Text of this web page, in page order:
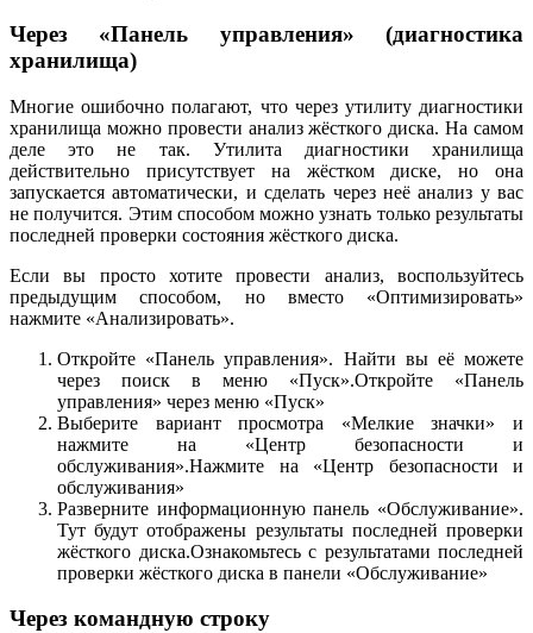
Через «Панель управления» (диагностика
хранилища)
Многие ошибочно полагают, что через утилиту диагностики
хранилища можно провести анализ жёсткого диска. На самом
деле это не так. Утилита диагностики хранилища
действительно присутствует на жёстком диске, но она
запускается автоматически, и сделать через неё анализ у вас
не получится. Этим способом можно узнать только результаты
последней проверки состояния жёсткого диска.
Если вы просто хотите провести анализ, воспользуйтесь
предыдущим способом, но вместо «Оптимизировать»
нажмите «Анализировать».
Откройте «Панель управления». Найти вы её можете
через поиск в меню «Пуск».Откройте «Панель
управления» через меню «Пуск»
Выберите вариант просмотра «Мелкие значки» и
нажмите на «Центр безопасности и
обслуживания».Нажмите на «Центр безопасности и
обслуживания»
Разверните информационную панель «Обслуживание».
Тут будут отображены результаты последней проверки
жёсткого диска.Ознакомьтесь с результатами последней
проверки жёсткого диска в панели «Обслуживание»
Через командную строку